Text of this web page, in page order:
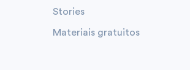
Stories
Materiais gratuitos